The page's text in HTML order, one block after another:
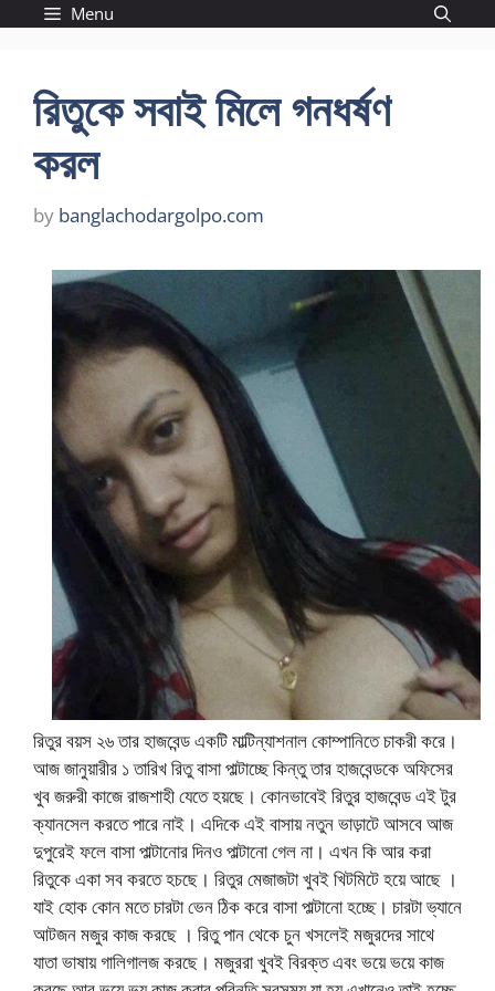
Menu
রিতুকে সবাই মিলে গনধর্ষণ
করল
by banglachodargolpo.com
রিতুর বয়স ২৬ তার হাজবেন্ড একটি মাল্টিন্যাশনাল কোম্পানিতে চাকরী করে।
আজ জানুয়ারীর ১ তারিখ রিতু বাসা পাল্টাচ্ছে কিন্তু তার হাজবেন্ডকে অফিসের
খুব জরুরী কাজে রাজশাহী যেতে হয়ছে। কোনভাবেই রিতুর হাজবেন্ড এই টুর
ক্যানসেল করতে পারে নাই। এদিকে এই বাসায় নতুন ভাড়াটে আসবে আজ
দুপুরেই ফলে বাসা পাল্টানোর দিনও পাল্টানো গেল না। এখন কি আর করা
রিতুকে একা সব করতে হচছে। রিতুর মেজাজটা খুবই খিটমিটে হয়ে আছে ।
যাই হোক কোন মতে চারটা ভেন ঠিক করে বাসা পাল্টানো হচ্ছে। চারটা ভ্যানে
আটজন মজুর কাজ করছে । রিতু পান থেকে চুন খসলেই মজুরদের সাথে
যাতা ভাষায় গালিগালজ করছে। মজুররা খুবই বিরক্ত এবং ভয়ে ভয়ে কাজ